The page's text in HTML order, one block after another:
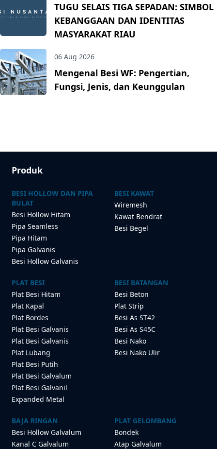
TUGU SELAIS TIGA SEPADAN: SIMBOL
KEBANGGAAN DAN IDENTITAS
MASYARAKAT RIAU
06 Aug 2026
Mengenal Besi WF: Pengertian,
Fungsi, Jenis, dan Keunggulan
Produk
BESI HOLLOW DAN PIPA
BULAT
Besi Hollow Hitam
Pipa Seamless
Pipa Hitam
Pipa Galvanis
Besi Hollow Galvanis
BESI KAWAT
Wiremesh
Kawat Bendrat
Besi Begel
PLAT BESI
Plat Besi Hitam
Plat Kapal
Plat Bordes
Plat Besi Galvanis
Plat Besi Galvanis
Plat Lubang
Plat Besi Putih
Plat Besi Galvalum
Plat Besi Galvanil
Expanded Metal
BESI BATANGAN
Besi Beton
Plat Strip
Besi As ST42
Besi As S45C
Besi Nako
Besi Nako Ulir
BAJA RINGAN
Besi Hollow Galvalum
Kanal C Galvalum
PLAT GELOMBANG
Bondek
Atap Galvalum